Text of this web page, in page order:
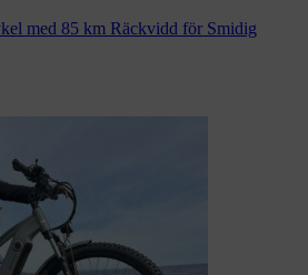
med 85 km Räckvidd för Smidig